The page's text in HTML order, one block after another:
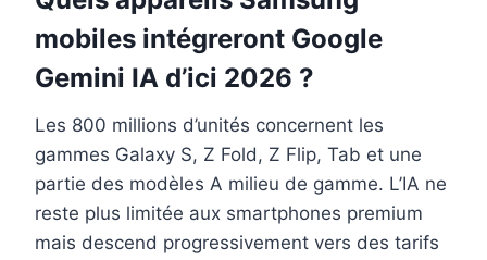
mobiles intégreront Google
Gemini IA d’ici 2026 ?
Les 800 millions d’unités concernent les
gammes Galaxy S, Z Fold, Z Flip, Tab et une
partie des modèles A milieu de gamme. L’IA ne
reste plus limitée aux smartphones premium
mais descend progressivement vers des tarifs